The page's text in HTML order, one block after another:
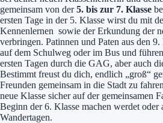
gemeinsam von der5. bis zur 7. Klasse
ersten Tage in der 5. Klasse wirst du mit
Kennenlernen sowie der Erkundung der
verbringen. Patinnen und Paten aus den
auf dem Schulweg oder im Bus und
ersten Tagen durch die GAG, aber auch
Bestimmt freust du dich, endlich „groß“
Freunden gemeinsam in die Stadt zu
neue Klasse sicher auf der gemeinsamen
Beginn der 6. Klasse machen werdet oder
Wandertagen.